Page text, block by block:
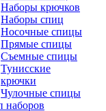
Наборы крючков
Наборы спиц
Носочные спицы
Прямые спицы
Съемные спицы
Тунисские
крючки
Чулочные спицы